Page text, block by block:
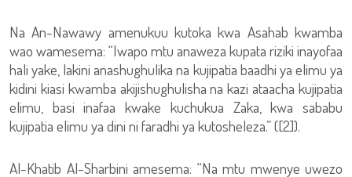
Na An-Nawawy amenukuu kutoka kwa Asahab kwamba
wao wamesema: “Iwapo mtu anaweza kupata riziki inayofaa
hali yake, lakini anashughulika na kujipatia baadhi ya elimu ya
kidini kiasi kwamba akijishughulisha na kazi ataacha kujipatia
elimu, basi inafaa kwake kuchukua Zaka, kwa sababu
kujipatia elimu ya dini ni faradhi ya kutosheleza.” ([2]).
Al-Khatib Al-Sharbini amesema: “Na mtu mwenye uwezo